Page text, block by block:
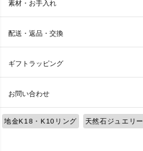
素材・お手入れ
配送・返品・交換
ギフトラッピング
お問い合わせ
地金K18・K10リング 天然石ジュエリー